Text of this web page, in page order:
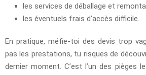
les services de déballage et
les éventuels frais d’accès difficile.
En pratique, méfie-toi des devis trop
pas les prestations, tu risques de
dernier moment. C’est l’un des pièges